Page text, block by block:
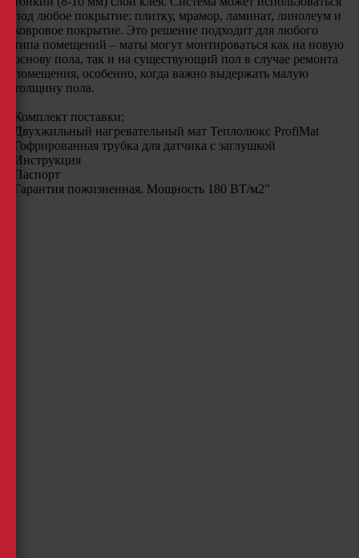
под любое покрытие: плитку, мрамор, ламинат, линолеум и
ковровое покрытие. Это решение подходит для любого
типа помещений – маты могут монтироваться как на новую
основу пола, так и на существующий пол в случае ремонта
помещения, особенно, когда важно выдержать малую
толщину пола.
Комплект поставки:
Двухжильный нагревательный мат Теплолюкс ProfiMat
Гофрированная трубка для датчика с заглушкой
Инструкция
Гарантия пожизненная. Мощность 180 ВТ/м2"